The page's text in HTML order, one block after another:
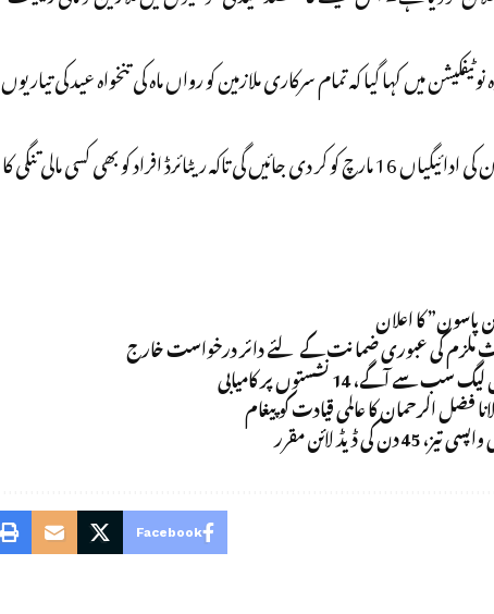
میں کہا گیا کہ تمام سرکاری ملازمین کو رواں ماہ کی تنخواہ عید کی تیاریوں
سرکاری ملازمین کے ساتھ ساتھ پنشنرز کو بھی ان کی ادائیگیاں 16 مارچ کو کر دی جائیں گی تاکہ ریٹائرڈ افراد کو بھی کسی مالی تنگی کا
ملزم کی عبوری ضمانت کے لئے دائر درخواست خارج
14 نشستوں پر کامیابی
الرحمان کا عالمی قیادت کو پیغام
ڈیڈ لائن مقرر
Facebook